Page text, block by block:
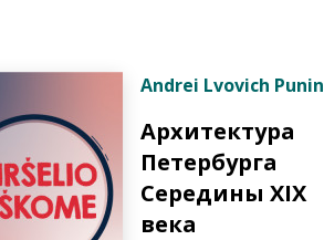
Andrei Lvovich Punin
Архитектура
Петербурга
Середины XIX
века